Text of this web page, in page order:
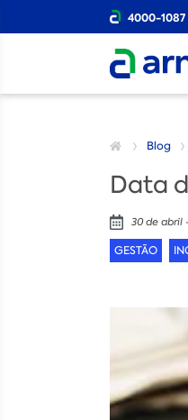
4000-1087
Blog
Data
30 de abril
GESTÃO